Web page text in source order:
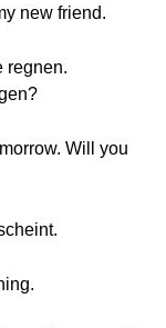
new friend.
regnen.
Will you